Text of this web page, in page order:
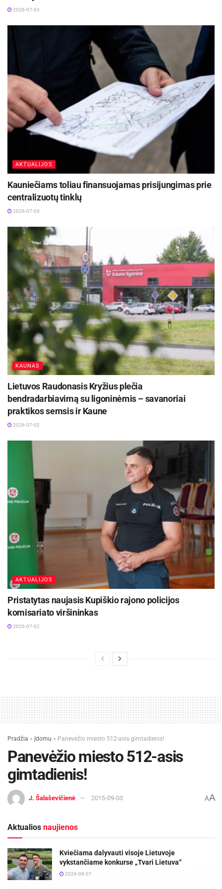
Vaidas Žagūnis. Atsinaujinęs naftos kainų šokas
vėl išbando Lietuvos verslo pasitikėjimą
2026-07-22
Susitikime kino centre „Garsas“ rugsėjo 9 d.
18:00 val. filme „Edeno sodas“!
Nacionalinė premjera rytoj – rugsėjo 4 dieną! Iki
pasimatymo!
2026-07-03
AKTUALIJOS
Kauniečiams toliau finansuojamas prisijungimas prie
centralizuotų tinklų
2026-07-03
KAUNAS
Lietuvos Raudonasis Kryžius plečia
bendradarbiavimą su ligoninėmis – savanoriai
praktikos semsis ir Kaune
2026-07-02
AKTUALIJOS
Pristatytas naujasis Kupiškio rajono policijos
komisariato viršininkas
2026-07-02
Pradžia » Įdomu » Panevėžio miesto 512-asis gimtadienis!
Panevėžio miesto 512-asis
gimtadienis!
J. Šalaševičienė 2015-09-03 AA
Aktualios naujienos
Kviečiama dalyvauti visoje Lietuvoje
vykstančiame konkurse „Tvari Lietuva“
2026-08-07